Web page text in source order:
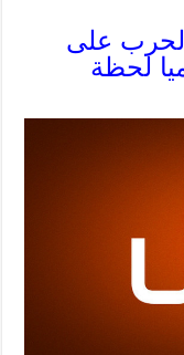
الحرب على
لحظة